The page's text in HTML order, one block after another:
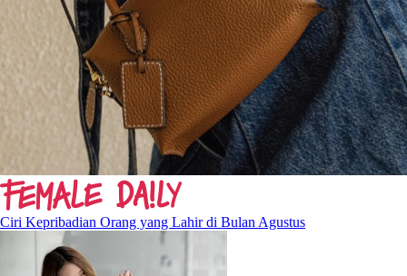
Ciri Kepribadian Orang yang Lahir di Bulan Agustus